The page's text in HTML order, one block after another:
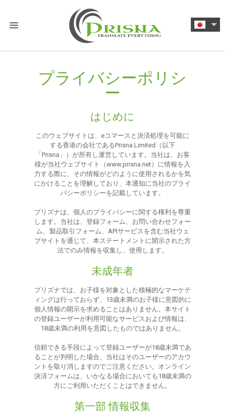
プライバシーポリシ
ー
はじめに
このウェブサイトは、eコマースと決済処理を可能に
する香港の会社であるPrisna Limited（以下
「Prisna」）が所有し運営しています。当社は、お客
様が当社ウェブサイト（www.prisna.net）に情報を入
力する際に、その情報がどのように使用されるかを気
にかけることを理解しており、本通知に当社のプライ
バシーポリシーを記載しています。
プリズナは、個人のプライバシーに関する権利を尊重
します。当社は、登録フォーム、お問い合わせフォー
ム、製品取引フォーム、APIサービスを含む当社ウェ
ブサイトを通じて、本ステートメントに開示された方
法でのみ情報を収集し、使用します。
未成年者
プリズナでは、お子様を対象とした積極的なマーケテ
ィングは行っておらず、13歳未満のお子様に意図的に
個人情報の開示を求めることはありません。本サイト
の登録ユーザーが利用可能なサービスおよび情報は、
18歳未満の利用を意図したものではありません。
信頼できる手段によって登録ユーザーが18歳未満であ
ることが判明した場合、当社はそのユーザーのアカウ
ントを取り消しますのでご注意ください。オンライン
決済フォームは、いかなる場合においても18歳未満の
方にご利用いただくことはできません。
第一部 情報収集